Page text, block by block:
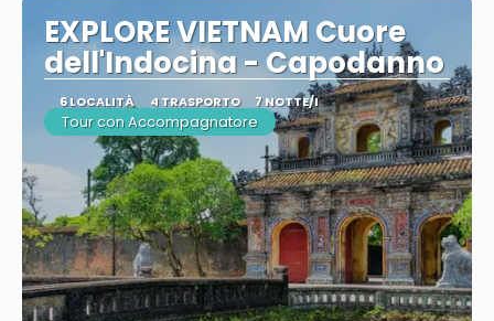
EXPLORE VIETNAM Cuore
dell'Indocina - Capodanno
6 LOCALITÀ 4 TRASPORTO 7 NOTTE/I
Tour con Accompagnatore